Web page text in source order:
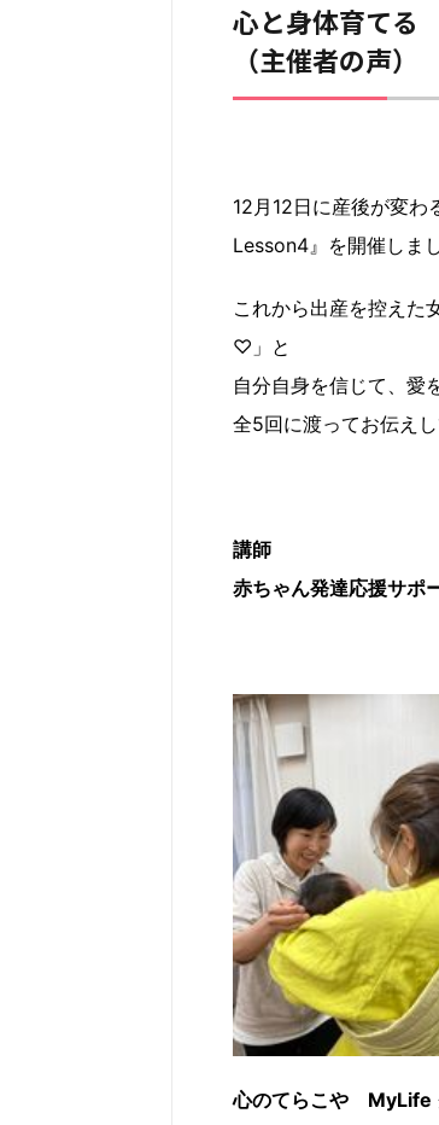
心と身体育てる
（主催者の声）
12月12日に産後が変
Lesson4』を開催しまし
これから出産を控えた
♡」と
自分自身を信じて、愛
全5回に渡ってお伝えし
講師
赤ちゃん発達応援サ
心のてらこや MyLife